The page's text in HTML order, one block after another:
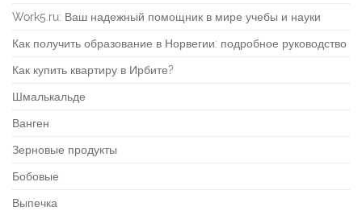
Work5.ru: Ваш надежный помощник в мире учебы и науки
Как получить образование в Норвегии: подробное руководство
Как купить квартиру в Ирбите?
Шмалькальде
Ванген
Зерновые продукты
Бобовые
Выпечка